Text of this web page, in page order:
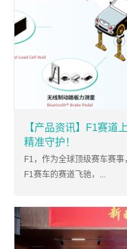
【产品资讯】F1赛道
精准守护！
F1，作为全球顶级赛车赛
F1赛车的赛道飞驰，...